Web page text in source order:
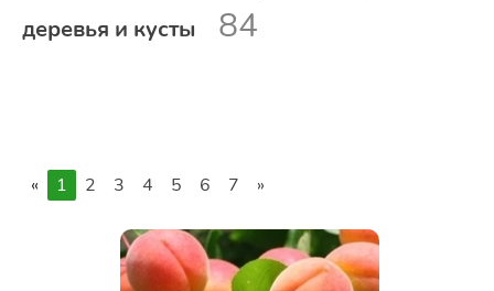
деревья и кусты
84
« 1 2 3 4 5 6 7 »